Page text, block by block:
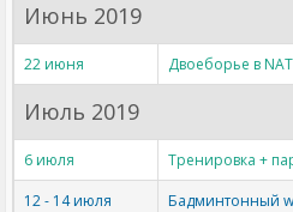
Июнь 2019
22 июня Двоеборье в
Июль 2019
6 июля Тренировка +
12 - 14 июля Бадминтонный